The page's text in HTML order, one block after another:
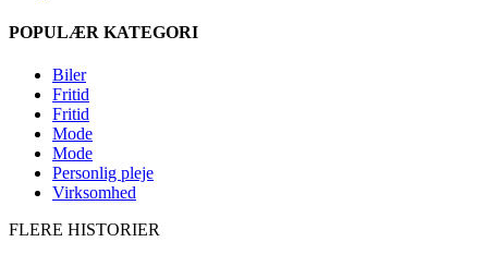
POPULÆR KATEGORI
Biler
Fritid
Fritid
Mode
Mode
Personlig pleje
Virksomhed
FLERE HISTORIER